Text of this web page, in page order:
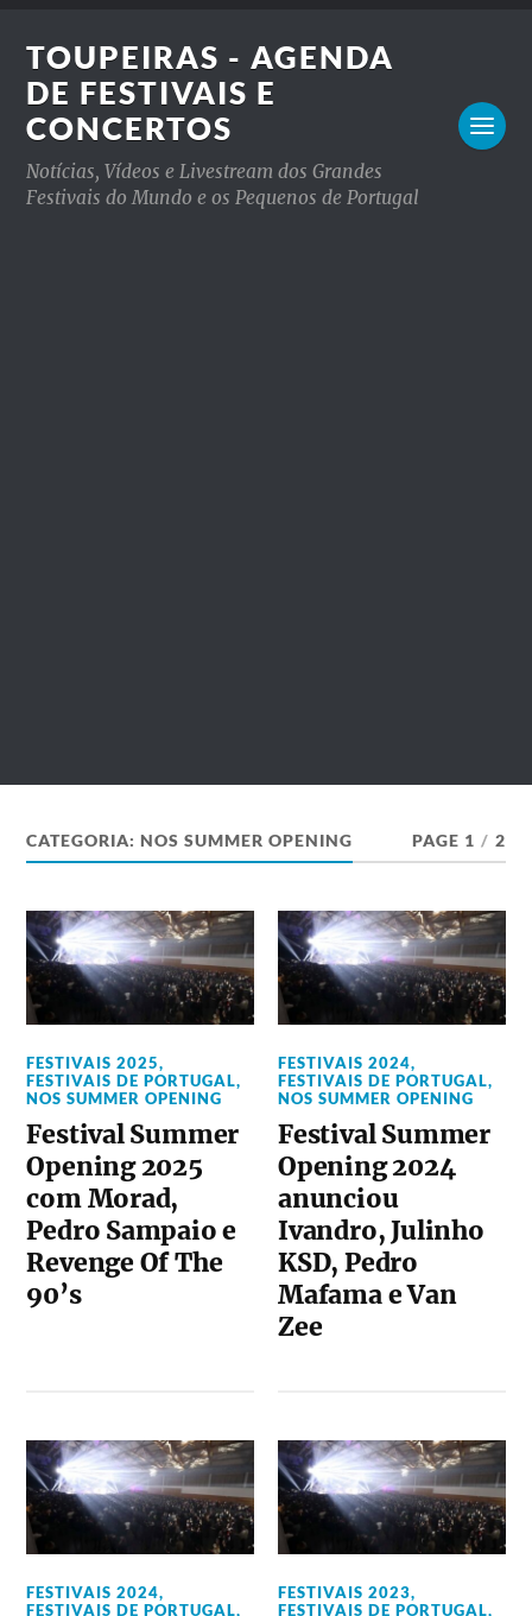
TOUPEIRAS - AGENDA
DE FESTIVAIS E
CONCERTOS
Notícias, Vídeos e Livestream dos Grandes
Festivais do Mundo e os Pequenos de Portugal
CATEGORIA:NOS SUMMER OPENING PAGE 1 / 2
FESTIVAIS 2025,
FESTIVAIS DE PORTUGAL,
NOS SUMMER OPENING
Festival Summer
Opening 2025
com Morad,
Pedro Sampaio e
Revenge Of The
90’s
FESTIVAIS 2024,
FESTIVAIS DE PORTUGAL,
NOS SUMMER OPENING
Festival Summer
Opening 2024
anunciou
Ivandro, Julinho
KSD, Pedro
Mafama e Van
Zee
FESTIVAIS 2024,
FESTIVAIS DE PORTUGAL,
FESTIVAIS 2023,
FESTIVAIS DE PORTUGAL,